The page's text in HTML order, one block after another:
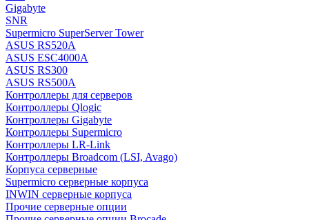
Gigabyte
SNR
Supermicro SuperServer Tower
ASUS RS520A
ASUS ESC4000A
ASUS RS300
ASUS RS500A
Контроллеры для серверов
Контроллеры Qlogic
Контроллеры Gigabyte
Контроллеры Supermicro
Контроллеры LR-Link
Контроллеры Broadcom (LSI, Avago)
Корпуса серверные
Supermicro серверные корпуса
INWIN серверные корпуса
Прочие серверные опции